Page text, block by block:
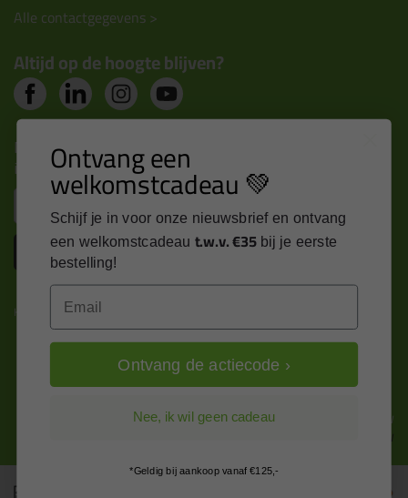
Alle contactgegevens >
Altijd op de hoogte blijven?
Nieuws, tips en exclusieve deals rechtstreeks in je
inbox
Inschrijven
Kitcentrum is trots op:
Alle prijzen zijn in EURO en excl. 21% BTW
wijzig naar incl. BTW
Ontvang een
welkomstcadeau 💚
Schijf je in voor onze nieuwsbrief en ontvang
een welkomstcadeau t.w.v. €35 bij je eerste
bestelling!
Email
Ontvang de actiecode ›
Nee, ik wil geen cadeau
*Geldig bij aankoop vanaf €125,-